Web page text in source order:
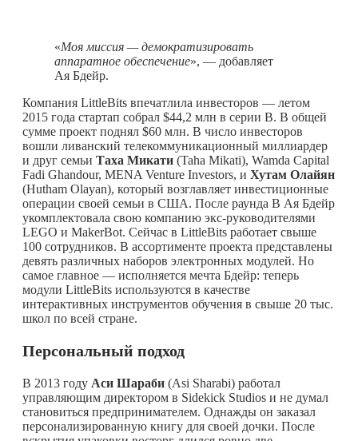
«Моя миссия — демократизировать
аппаратное обеспечение», — добавляет
Ая Бдейр.
Компания LittleBits впечатлила инвесторов — летом
2015 года стартап собрал $44,2 млн в серии B. В общей
сумме проект поднял $60 млн. В число инвесторов
вошли ливанский телекоммуникационный миллиардер
и друг семьи Таха Микати (Taha Mikati), Wamda Capital
Fadi Ghandour, MENA Venture Investors, и Хутам Олайян
(Hutham Olayan), который возглавляет инвестиционные
операции своей семьи в США. После раунда В Ая Бдейр
укомплектовала свою компанию экс-руководителями
LEGO и MakerBot. Сейчас в LittleBits работает свыше
100 сотрудников. В ассортименте проекта представлены
девять различных наборов электронных модулей. Но
самое главное — исполняется мечта Бдейр: теперь
модули LittleBits используются в качестве
интерактивных инструментов обучения в свыше 20 тыс.
школ по всей стране.
Персональный подход
В 2013 году Аси Шараби (Asi Sharabi) работал
управляющим директором в Sidekick Studios и не думал
становиться предпринимателем. Однажды он заказал
персонализированную книгу для своей дочки. После